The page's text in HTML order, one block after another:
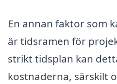
En annan faktor som
är tidsramen för
strikt tidsplan kan
kostnaderna, särskilt